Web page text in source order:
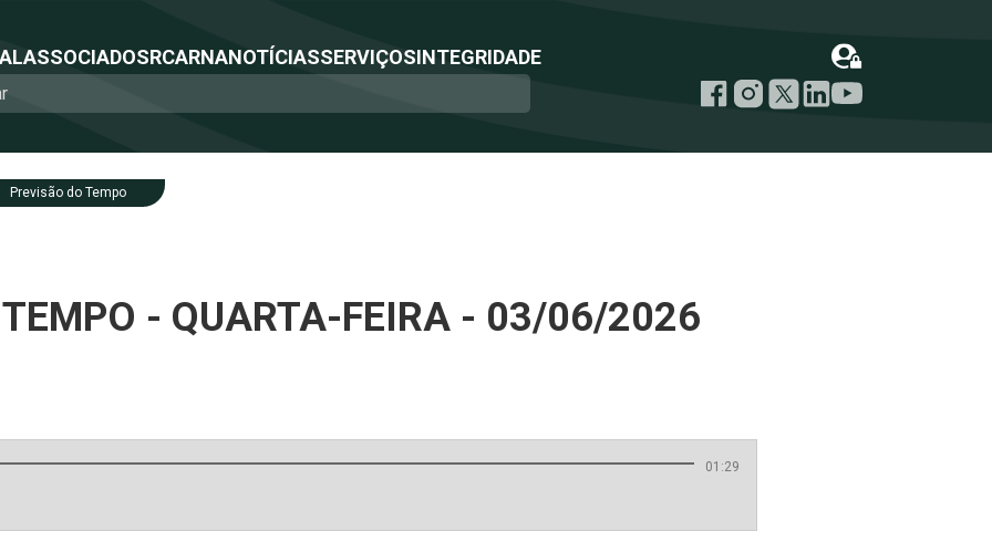
ASSOCIADOSRCARNANOTÍCIASSERVIÇOSINTEGRIDADE
Previsão do Tempo
TEMPO - QUARTA-FEIRA - 03/06/2026
01:29